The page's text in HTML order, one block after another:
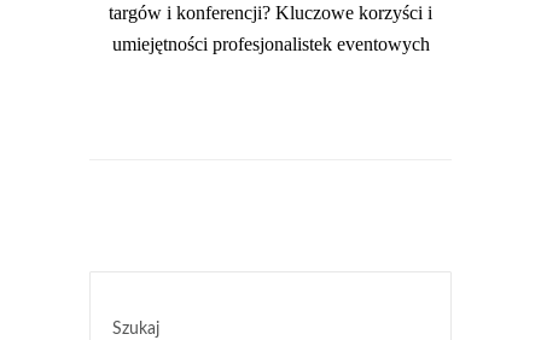
targów i konferencji? Kluczowe korzyści i
umiejętności profesjonalistek eventowych
Szukaj